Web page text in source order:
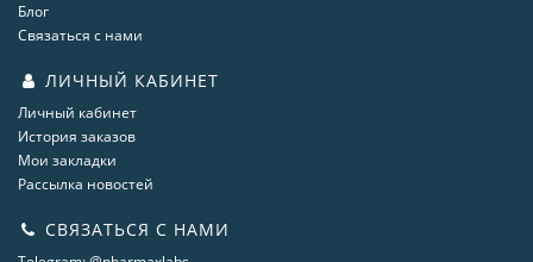
Блог
Связаться с нами
ЛИЧНЫЙ КАБИНЕТ
Личный кабинет
История заказов
Мои закладки
Рассылка новостей
СВЯЗАТЬСЯ С НАМИ